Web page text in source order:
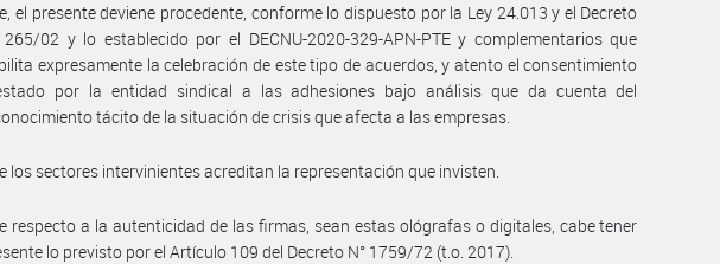
el presente deviene procedente, conforme lo dispuesto por la Ley 24.013 y el Decreto
265/02 y lo establecido por el DECNU-2020-329-APN-PTE y complementarios que
expresamente la celebración de este tipo de acuerdos, y atento el consentimiento
por la entidad sindical a las adhesiones bajo análisis que da cuenta del
tácito de la situación de crisis que afecta a las empresas.
los sectores intervinientes acreditan la representación que invisten.
respecto a la autenticidad de las firmas, sean estas ológrafas o digitales, cabe tener
lo previsto por el Artículo 109 del Decreto N° 1759/72 (t.o. 2017).